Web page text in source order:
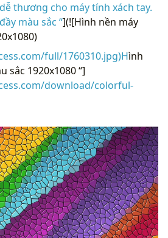
thương cho máy tính xách tay.
màu sắc “](![Hình nền máy
full/1760310.jpg)Hình
sắc 1920x1080 “]
download/colorful-